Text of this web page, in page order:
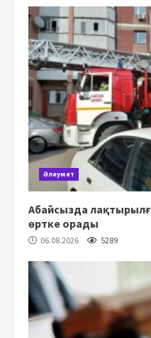
Әлеумет
Абайсызда
өртке орады
06.08.2026 5289